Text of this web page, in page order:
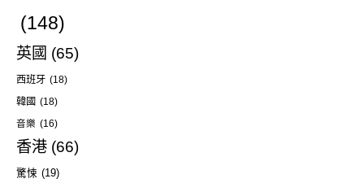
(148)
英國 (65)
西班牙 (18)
韓國 (18)
音樂 (16)
香港 (66)
驚悚 (19)